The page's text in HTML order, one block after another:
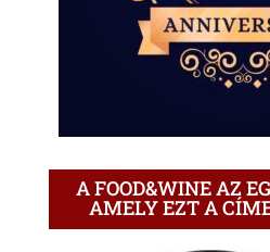
A FOOD&WINE AZ
AMELY EZT A